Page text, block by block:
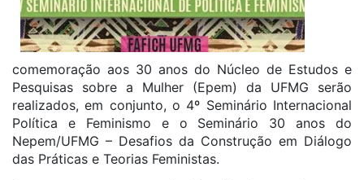
comemoração aos 30 anos do Núcleo de Estudos e
Pesquisas sobre a Mulher (Epem) da UFMG serão
realizados, em conjunto, o 4º Seminário Internacional
Política e Feminismo e o Seminário 30 anos do
Nepem/UFMG – Desafios da Construção em Diálogo
das Práticas e Teorias Feministas.